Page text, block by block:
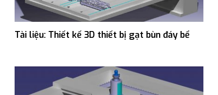
Tài liệu: Thiết kế 3D thiết bị gạt bùn đáy bể